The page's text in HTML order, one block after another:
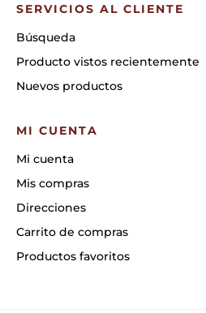
SERVICIOS AL CLIENTE
Búsqueda
Producto vistos recientemente
Nuevos productos
MI CUENTA
Mi cuenta
Mis compras
Direcciones
Carrito de compras
Productos favoritos